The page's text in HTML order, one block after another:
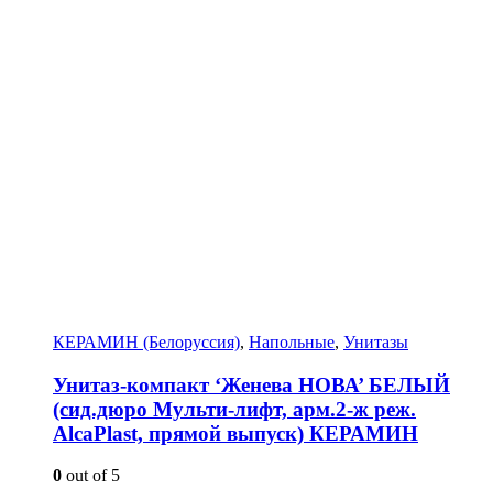
КЕРАМИН (Белоруссия), Напольные, Унитазы
Унитаз-компакт ‘Женева НОВА’ БЕЛЫЙ
(сид.дюро Мульти-лифт, арм.2-ж реж.
AlcaPlast, прямой выпуск) КЕРАМИН
0 out of 5